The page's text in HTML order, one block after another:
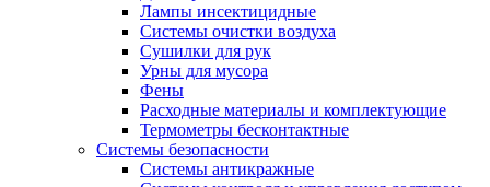
Лампы инсектицидные
Системы очистки воздуха
Сушилки для рук
Урны для мусора
Фены
Расходные материалы и комплектующие
Термометры бесконтактные
Системы безопасности
Системы антикражные